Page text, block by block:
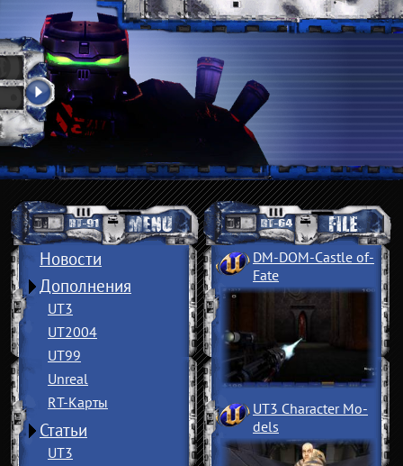
Новости
Дополнения
UT3
UT2004
UT99
Unreal
RT-Карты
Статьи
UT3
DM-DOM-Castle of­
Fate
UT3 Character Mo­
dels